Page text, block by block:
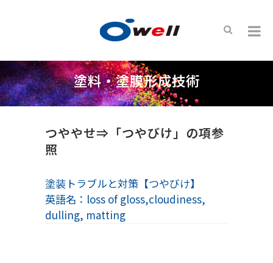
塗料・塗膜形成技術
つややせ⇒「つやびけ」の項参
照
塗装トラブルと対策【つやびけ】
英語名：loss of gloss,cloudiness,
dulling, matting